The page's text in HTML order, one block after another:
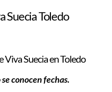
Suecia Toledo
Viva Suecia en Toledo
conocen fechas.